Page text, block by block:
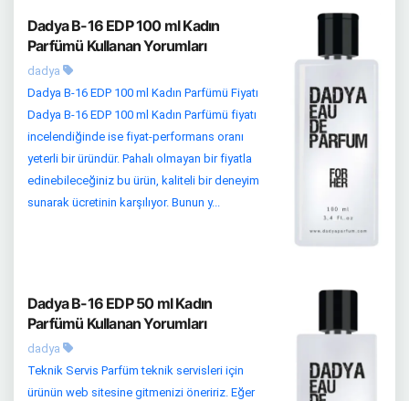
Dadya B-16 EDP 100 ml Kadın
Parfümü Kullanan Yorumları
dadya
Dadya B-16 EDP 100 ml Kadın Parfümü Fiyatı
Dadya B-16 EDP 100 ml Kadın Parfümü fiyatı
incelendiğinde ise fiyat-performans oranı
yeterli bir üründür. Pahalı olmayan bir fiyatla
edinebileceğiniz bu ürün, kaliteli bir deneyim
sunarak ücretinin karşılıyor. Bunun y...
Dadya B-16 EDP 50 ml Kadın
Parfümü Kullanan Yorumları
dadya
Teknik Servis Parfüm teknik servisleri için
ürünün web sitesine gitmenizi öneririz. Eğer